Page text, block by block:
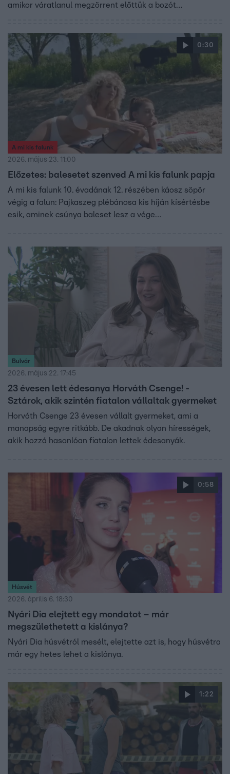
amikor váratlanul megzörrent előttük a bozót…
0:30
A mi kis falunk
2026. május 23. 11:00
Előzetes: balesetet szenved A mi kis falunk papja
A mi kis falunk 10. évadának 12. részében káosz söpör
végig a falun: Pajkaszeg plébánosa kis híján kísértésbe
esik, aminek csúnya baleset lesz a vége…
Bulvár
2026. május 22. 17:45
23 évesen lett édesanya Horváth Csenge! -
Sztárok, akik szintén fiatalon vállaltak gyermeket
Horváth Csenge 23 évesen vállalt gyermeket, ami a
manapság egyre ritkább. De akadnak olyan hírességek,
akik hozzá hasonlóan fiatalon lettek édesanyák.
0:58
Húsvét
2026. április 6. 18:30
Nyári Dia elejtett egy mondatot – már
megszülethetett a kislánya?
Nyári Dia húsvétról mesélt, elejtette azt is, hogy húsvétra
már egy hetes lehet a kislánya.
1:22